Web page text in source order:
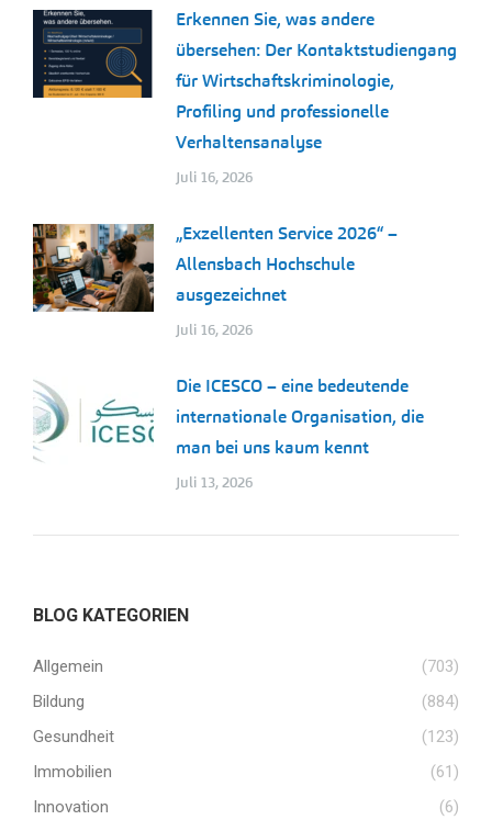
Erkennen Sie, was andere
übersehen: Der Kontaktstudiengang
für Wirtschaftskriminologie,
Profiling und professionelle
Verhaltensanalyse
Juli 16, 2026
„Exzellenten Service 2026“ –
Allensbach Hochschule
ausgezeichnet
Juli 16, 2026
Die ICESCO – eine bedeutende
internationale Organisation, die
man bei uns kaum kennt
Juli 13, 2026
BLOG KATEGORIEN
Allgemein
(703)
Bildung
(884)
Gesundheit
(123)
Immobilien
(61)
Innovation
(6)